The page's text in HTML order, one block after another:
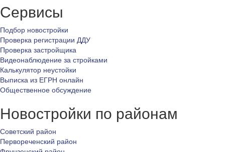
Сервисы
Подбор новостройки
Проверка регистрации ДДУ
Проверка застройщика
Видеонаблюдение за стройками
Калькулятор неустойки
Выписка из ЕГРН онлайн
Общественное обсуждение
Новостройки по районам
Советский район
Первореченский район